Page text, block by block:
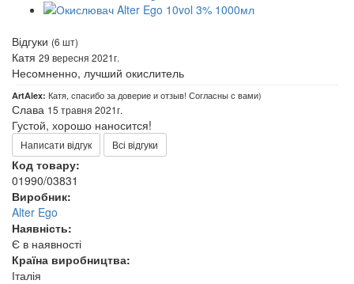
Відгуки (6 шт)
Катя 29 вересня 2021г.
Несомненно, лучший окислитель
ArtAlex: Катя, спасибо за доверие и отзыв! Согласны с вами)
Слава 15 травня 2021г.
Густой, хорошо наносится!
Написати відгук Всі відгуки
Код товару:
01990/03831
Виробник:
Alter Ego
Наявність:
Є в наявності
Країна виробництва:
Італія